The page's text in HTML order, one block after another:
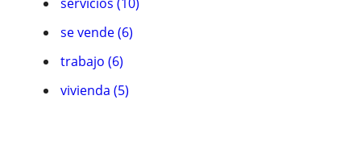
se vende (6)
trabajo (6)
vivienda (5)